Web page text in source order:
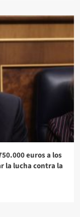
euros a los
la lucha contra la